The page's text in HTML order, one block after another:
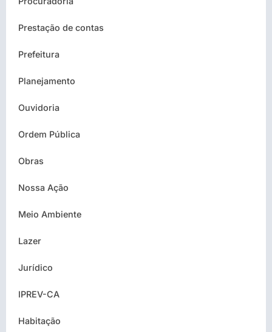
Prestação de contas
Prefeitura
Planejamento
Ouvidoria
Ordem Pública
Obras
Nossa Ação
Meio Ambiente
Lazer
Jurídico
IPREV-CA
Habitação